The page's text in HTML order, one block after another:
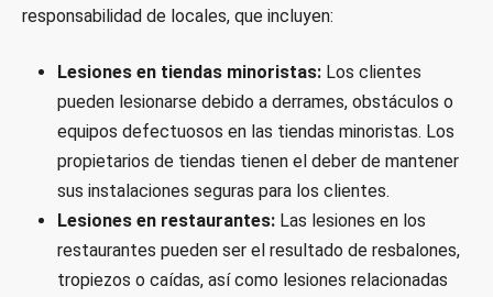
responsabilidad de locales, que incluyen:
Lesiones en tiendas minoristas: Los clientes
pueden lesionarse debido a derrames, obstáculos o
equipos defectuosos en las tiendas minoristas. Los
propietarios de tiendas tienen el deber de mantener
sus instalaciones seguras para los clientes.
Lesiones en restaurantes: Las lesiones en los
restaurantes pueden ser el resultado de resbalones,
tropiezos o caídas, así como lesiones relacionadas